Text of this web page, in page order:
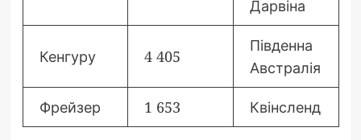
Дарвіна
Кенгуру 4 405
Південна
Австралія
Фрейзер 1 653 Квінсленд